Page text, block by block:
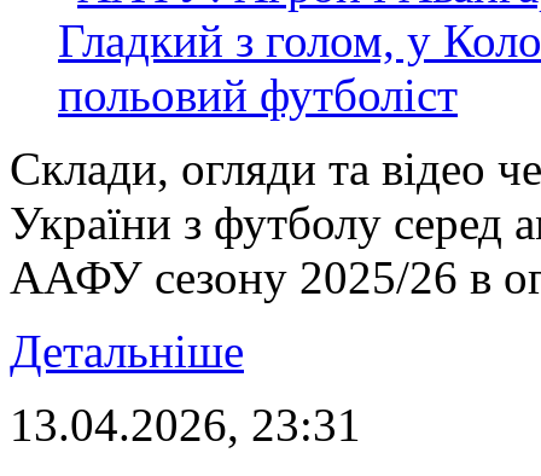
Склади, огляди та відео
України з футболу серед
ААФУ сезону 2025/26 в
Детальніше
13.04.2026, 23:31